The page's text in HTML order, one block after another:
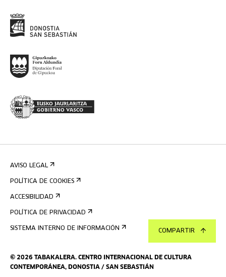
COMPARTIR
© 2026 TABAKALERA. CENTRO INTERNACIONAL DE CULTURA
CONTEMPORÁNEA, DONOSTIA / SAN SEBASTIÁN
AVISO LEGAL
POLÍTICA DE COOKIES
ACCESIBILIDAD
POLÍTICA DE PRIVACIDAD
SISTEMA INTERNO DE INFORMACIÓN